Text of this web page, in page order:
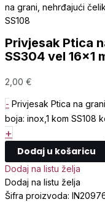
na grani, nehrđajući
SS108
Privjesak Ptica
SS304 vel 16×1
2,00 €
- Privjesak Ptica na
boja: inox,1 kom SS108
+
Dodaj u košaricu
Dodaj na listu želja
Dodaj na listu želja
Šifra proizvoda: